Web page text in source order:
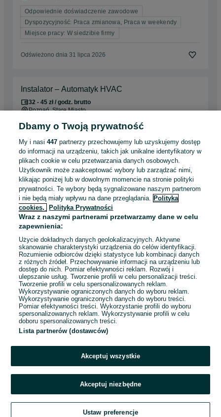
Odpowiednie doświadczenie zawodowe
Dyspozycyjność: Praca zmianowa, Praca w weekendy
Miejsce pracy: W siedzibie firmy
Odświeżono dnia 31 lipca 2026
Instalator – Automatyk HVAC
32 - 45 zł / godz. brutto
Poznań, Stare Miasto
Umowa zlecenie
Odpowiednie doświadczenie zawodowe
Miejsce pracy: Częste podróże służbowe
Odświeżono dnia 04 sierpnia 2026
Specjalistka / Specjalista ds. szkód
komunikacyjnych (K/M/N)
Jasin
Pełny etat
Umowa o pracę
Odpowiednie doświadczenie zawodowe
05 sierpnia 2026
Strona główna Praca Produkcja
KATEGORIA
Zadzwoń / SMS Aplikuj teraz
Dbamy o Twoją prywatność
My i nasi447 partnerzy przechowujemy lub uzyskujemy dostęp
do informacji na urządzeniu, takich jak unikalne identyfikatory w
plikach cookie w celu przetwarzania danych osobowych.
Użytkownik może zaakceptować wybory lub zarządzać nimi,
klikając poniżej lub w dowolnym momencie na stronie polityki
prywatności. Te wybory będą sygnalizowane naszym partnerom
i nie będą miały wpływu na dane przeglądania. Polityka
cookies,
Polityka Prywatności
Wraz z naszymi partnerami przetwarzamy dane w celu
zapewnienia:
Użycie dokładnych danych geolokalizacyjnych. Aktywne
skanowanie charakterystyki urządzenia do celów identyfikacji.
Rozumienie odbiorców dzięki statystyce lub kombinacji danych
z różnych źródeł. Przechowywanie informacji na urządzeniu lub
dostęp do nich. Pomiar efektywności reklam. Rozwój i
ulepszanie usług. Tworzenie profili w celu personalizacji treści.
Tworzenie profili w celu spersonalizowanych reklam.
Wykorzystywanie ograniczonych danych do wyboru reklam.
Wykorzystywanie ograniczonych danych do wyboru treści.
Pomiar efektywności treści. Wykorzystanie profili do wyboru
spersonalizowanych reklam. Wykorzystywanie profili w celu
doboru spersonalizowanych treści.
Lista partnerów (dostawców)
Akceptuj wszystkie
Akceptuj niezbędne
Ustaw preferencje